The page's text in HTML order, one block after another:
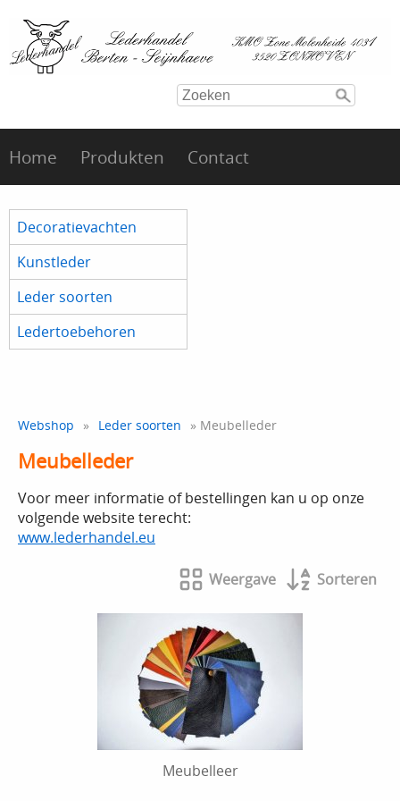
Home Produkten Contact
Decoratievachten
Kunstleder
Leder soorten
Ledertoebehoren
Webshop » Leder soorten » Meubelleder
Meubelleder
Voor meer informatie of bestellingen kan u op onze
volgende website terecht:
www.lederhandel.eu
Weergave Sorteren
Meubelleer